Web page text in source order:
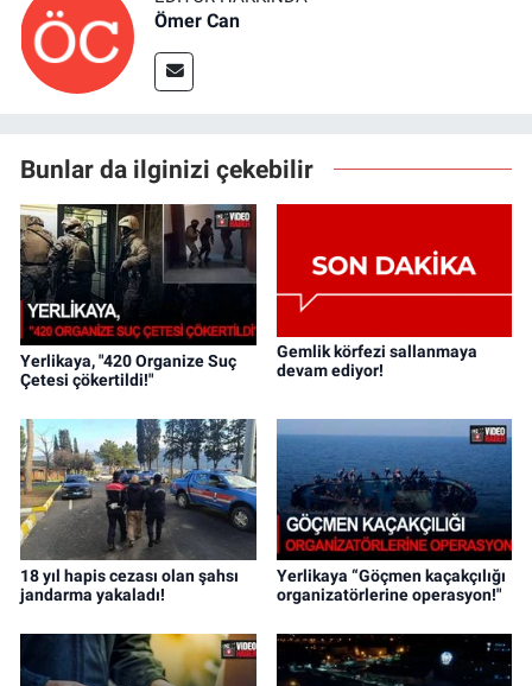
Ömer Can
Bunlar da ilginizi çekebilir
Yerlikaya, "420 Organize Suç
Çetesi çökertildi!"
Gemlik körfezi sallanmaya
devam ediyor!
18 yıl hapis cezası olan şahsı
jandarma yakaladı!
Yerlikaya “Göçmen kaçakçılığı
organizatörlerine operasyon!"